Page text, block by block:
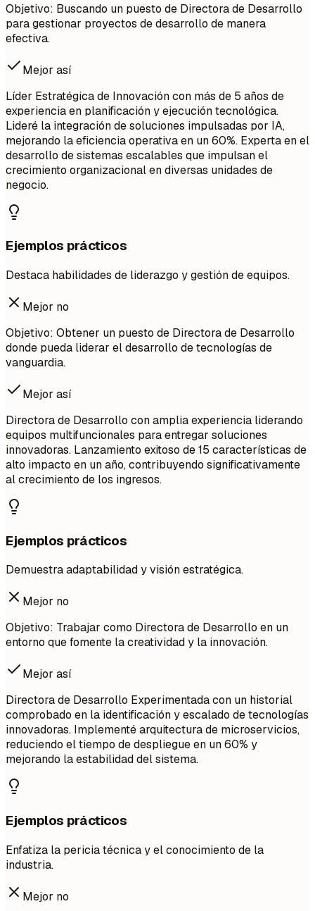
Objetivo: Buscando un puesto de Directora de Desarrollo
para gestionar proyectos de desarrollo de manera
efectiva.
Mejor así
Líder Estratégica de Innovación con más de 5 años de
experiencia en planificación y ejecución tecnológica.
Lideré la integración de soluciones impulsadas por IA,
mejorando la eficiencia operativa en un 60%. Experta en el
desarrollo de sistemas escalables que impulsan el
crecimiento organizacional en diversas unidades de
negocio.
Ejemplos prácticos
Destaca habilidades de liderazgo y gestión de equipos.
Mejor no
Objetivo: Obtener un puesto de Directora de Desarrollo
donde pueda liderar el desarrollo de tecnologías de
vanguardia.
Mejor así
Directora de Desarrollo con amplia experiencia liderando
equipos multifuncionales para entregar soluciones
innovadoras. Lanzamiento exitoso de 15 características de
alto impacto en un año, contribuyendo significativamente
al crecimiento de los ingresos.
Ejemplos prácticos
Demuestra adaptabilidad y visión estratégica.
Mejor no
Objetivo: Trabajar como Directora de Desarrollo en un
entorno que fomente la creatividad y la innovación.
Mejor así
Directora de Desarrollo Experimentada con un historial
comprobado en la identificación y escalado de tecnologías
innovadoras. Implementé arquitectura de microservicios,
reduciendo el tiempo de despliegue en un 60% y
mejorando la estabilidad del sistema.
Ejemplos prácticos
Enfatiza la pericia técnica y el conocimiento de la
industria.
Mejor no